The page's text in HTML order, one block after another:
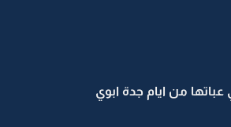
من ايام جدة ابوي